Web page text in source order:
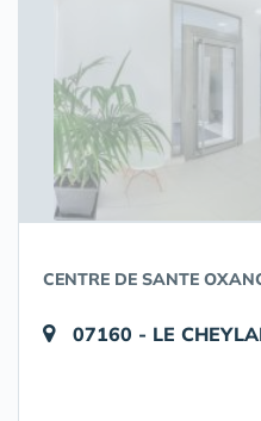
CENTRE DE SANTE
07160 - LE